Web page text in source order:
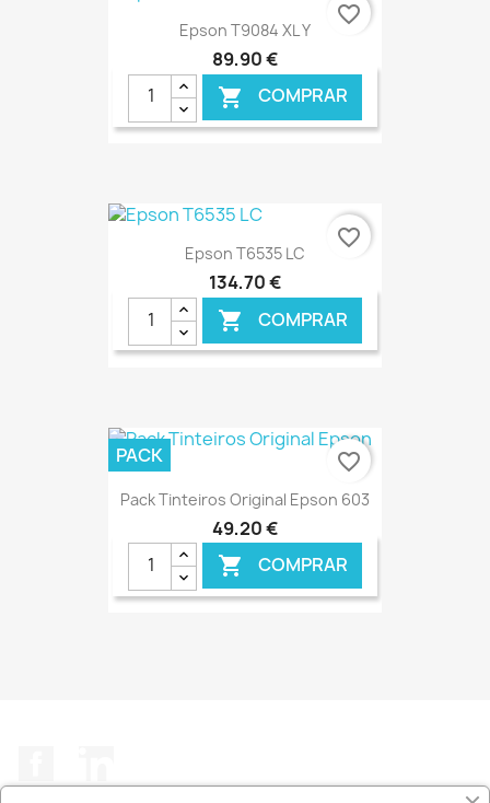
Epson T9084 XL Y
89,90 €
 COMPRAR
€ ONLINE
favorite_border
Epson T6535 LC
134,70 €
 COMPRAR
€ ONLINE
favorite_border
Pack Tinteiros Original Epson 603
49,20 €
 COMPRAR
PACK favorite_border